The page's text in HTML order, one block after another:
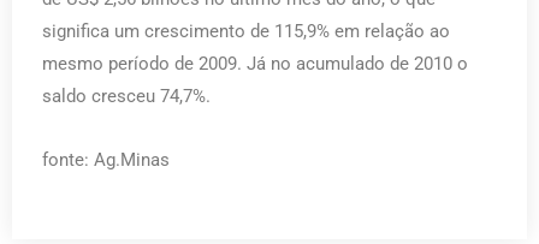
significa um crescimento de 115,9% em relação ao
mesmo período de 2009. Já no acumulado de 2010 o
saldo cresceu 74,7%.
fonte: Ag.Minas